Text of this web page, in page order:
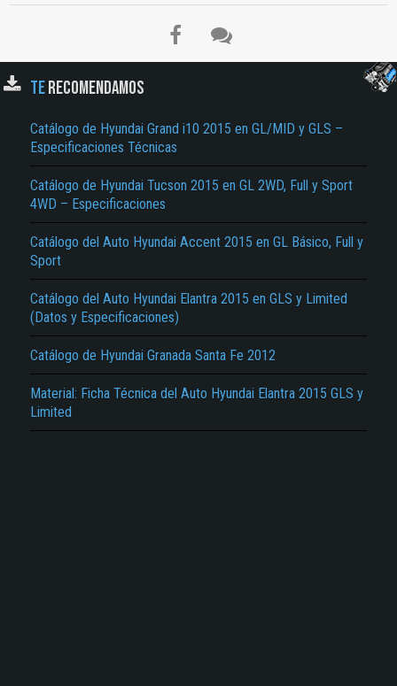
TERECOMENDAMOS
Catálogo de Hyundai Grand i10 2015 en GL/MID y GLS –
Especificaciones Técnicas
Catálogo de Hyundai Tucson 2015 en GL 2WD, Full y Sport
4WD – Especificaciones
Catálogo del Auto Hyundai Accent 2015 en GL Básico, Full y
Sport
Catálogo del Auto Hyundai Elantra 2015 en GLS y Limited
(Datos y Especificaciones)
Catálogo de Hyundai Granada Santa Fe 2012
Material: Ficha Técnica del Auto Hyundai Elantra 2015 GLS y
Limited
Texto o Imagen de portada son erróneos.
No carga o no se visualiza el contenido.